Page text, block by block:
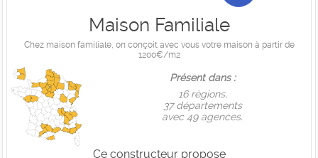
Maison Familiale
Chez maison familiale, on conçoit avec vous votre maison à partir de
1200€/m2
Présent dans :
16 règions,
37 départements
avec 49 agences.
Ce constructeur propose